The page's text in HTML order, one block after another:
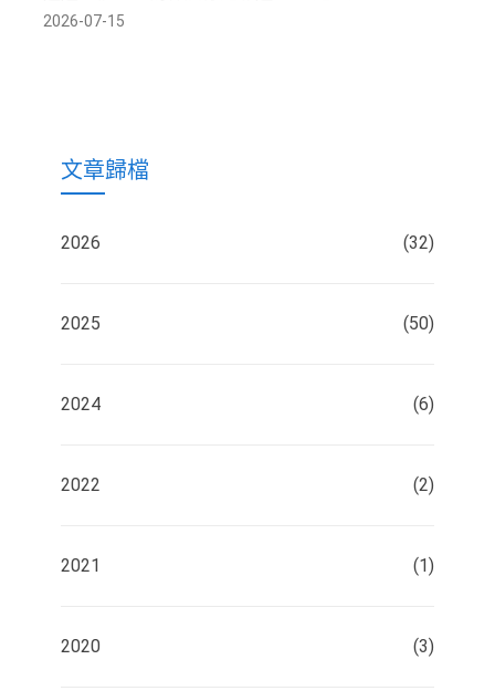
2026-07-15
文章歸檔
2026 (32)
2025 (50)
2024 (6)
2022 (2)
2021 (1)
2020 (3)